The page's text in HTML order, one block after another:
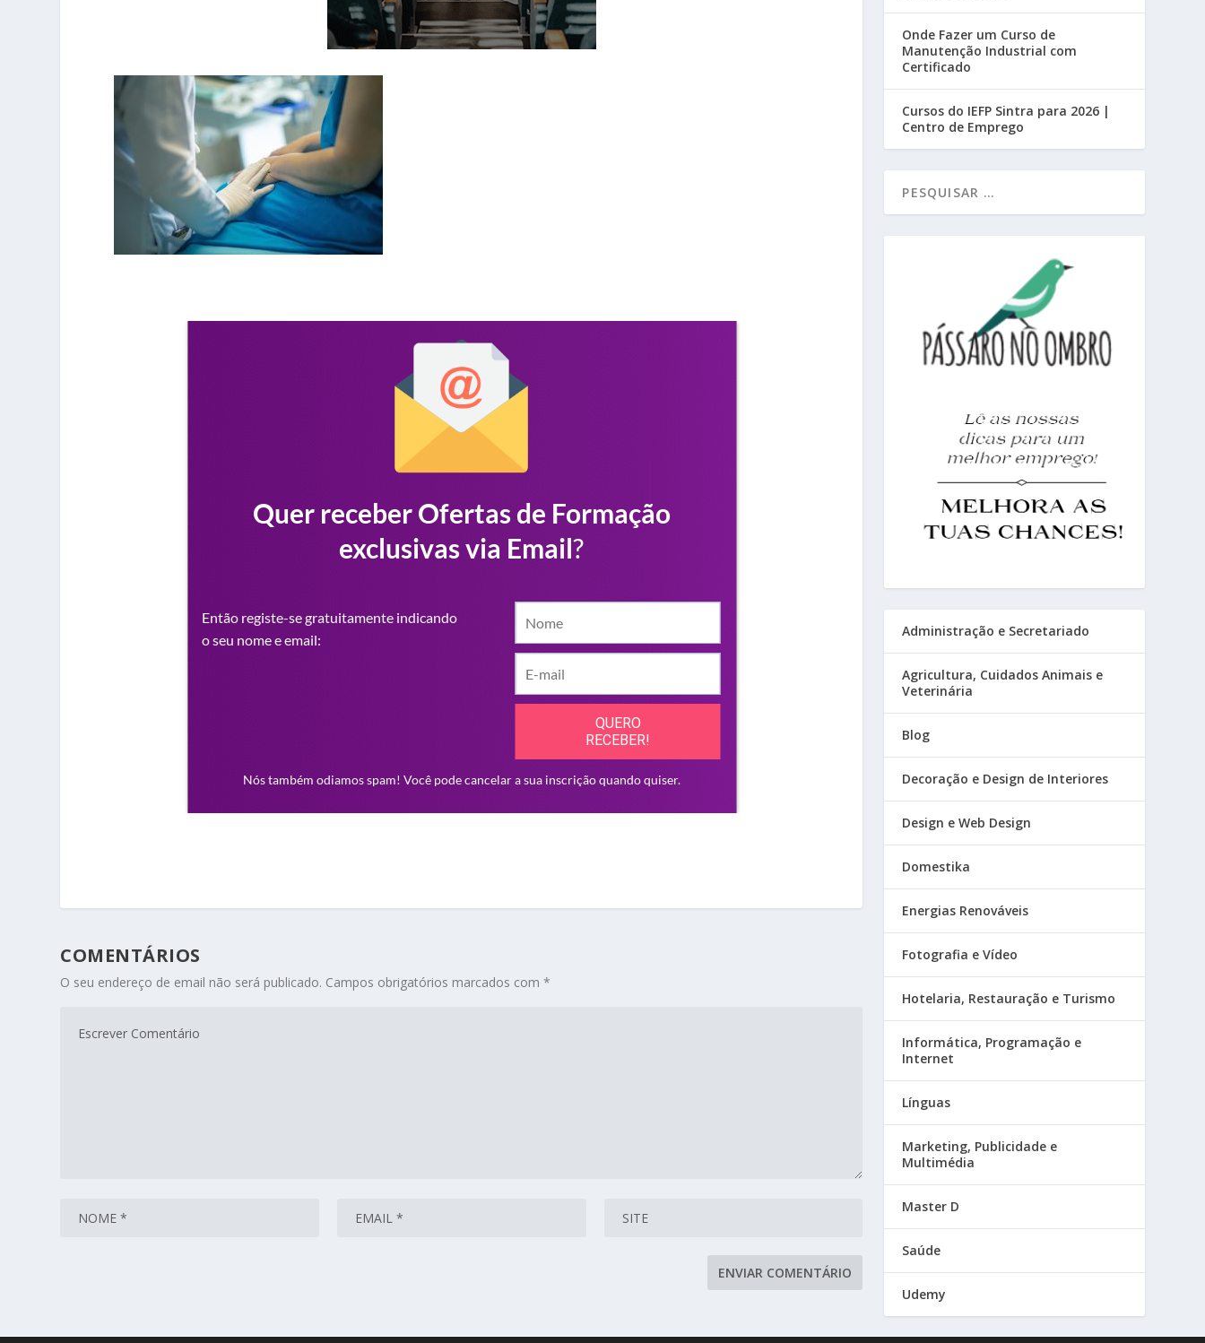
COMENTÁRIOS
O seu endereço de email não será publicado. Campos obrigatórios marcados com*
Onde Fazer um Curso de
Manutenção Industrial com
Certificado
Cursos do IEFP Sintra para 2026 |
Centro de Emprego
Administração e Secretariado
Agricultura, Cuidados Animais e
Veterinária
Blog
Decoração e Design de Interiores
Design e Web Design
Domestika
Energias Renováveis
Fotografia e Vídeo
Hotelaria, Restauração e Turismo
Informática, Programação e
Internet
Línguas
Marketing, Publicidade e
Multimédia
Master D
Saúde
Udemy